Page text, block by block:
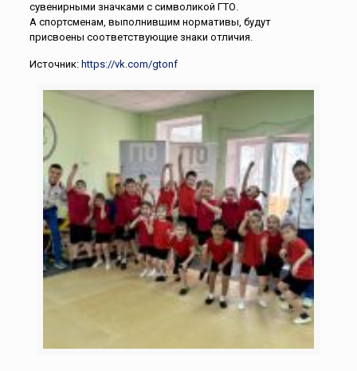
сувенирными значками с символикой ГТО.
А спортсменам, выполнившим нормативы, будут
присвоены соответствующие знаки отличия.
Источник: https://vk.com/gtonf